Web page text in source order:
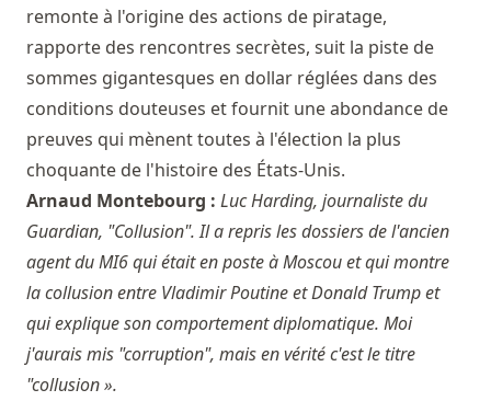
remonte à l'origine des actions de piratage,
rapporte des rencontres secrètes, suit la piste de
sommes gigantesques en dollar réglées dans des
conditions douteuses et fournit une abondance de
preuves qui mènent toutes à l'élection la plus
choquante de l'histoire des États-Unis.
Arnaud Montebourg : Luc Harding, journaliste du
Guardian, "Collusion". Il a repris les dossiers de l'ancien
agent du MI6 qui était en poste à Moscou et qui montre
la collusion entre Vladimir Poutine et Donald Trump et
qui explique son comportement diplomatique. Moi
j'aurais mis "corruption", mais en vérité c'est le titre
"collusion ».